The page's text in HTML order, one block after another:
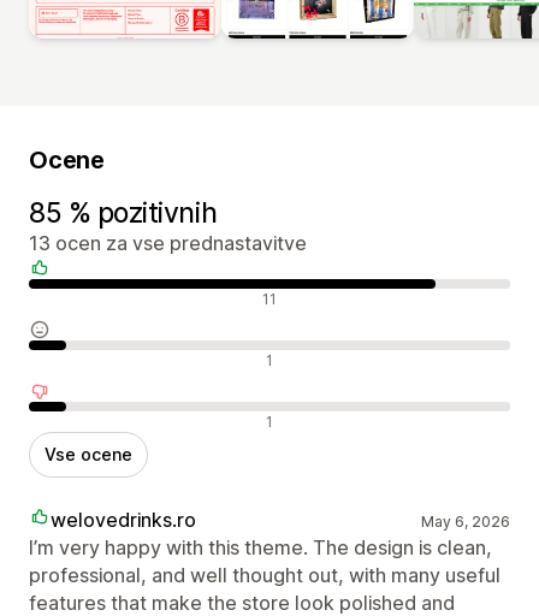
Ocene
85 % pozitivnih
13 ocen za vse prednastavitve
Pozitivne ocene 11
Nevtralne ocene 1
Negativne ocene 1
Vse ocene
welovedrinks.ro May 6, 2026
I’m very happy with this theme. The design is clean,
professional, and well thought out, with many useful
features that make the store look polished and